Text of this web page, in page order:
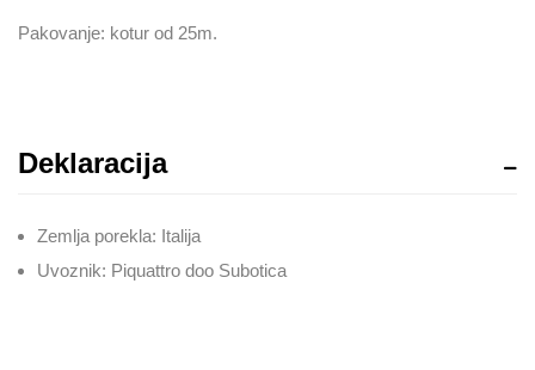
Pakovanje: kotur od 25m.
Deklaracija
Zemlja porekla: Italija
Uvoznik: Piquattro doo Subotica